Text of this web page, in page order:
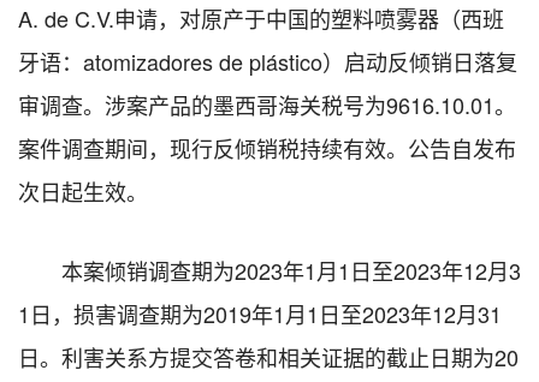
A. de C.V.申请，对原产于中国的塑料喷雾器（西班
牙语：atomizadores de plástico）启动反倾销日落复
审调查。涉案产品的墨西哥海关税号为9616.10.01。
案件调查期间，现行反倾销税持续有效。公告自发布
次日起生效。
本案倾销调查期为2023年1月1日至2023年12月3
1日，损害调查期为2019年1月1日至2023年12月31
日。利害关系方提交答卷和相关证据的截止日期为20